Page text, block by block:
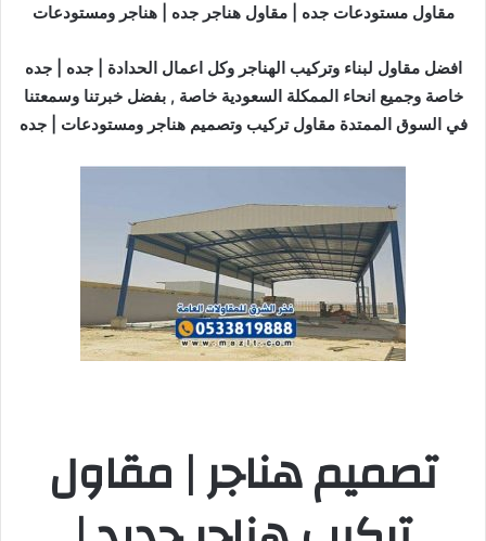
مقاول مستودعات جده | مقاول هناجر جده | هناجر ومستودعات
افضل مقاول لبناء وتركيب الهناجر وكل اعمال الحدادة | جده | جده
خاصة وجميع انحاء الممكلة السعودية خاصة , بفضل خبرتنا وسمعتنا
في السوق الممتدة مقاول تركيب وتصميم هناجر ومستودعات | جده
تصميم هناجر | مقاول